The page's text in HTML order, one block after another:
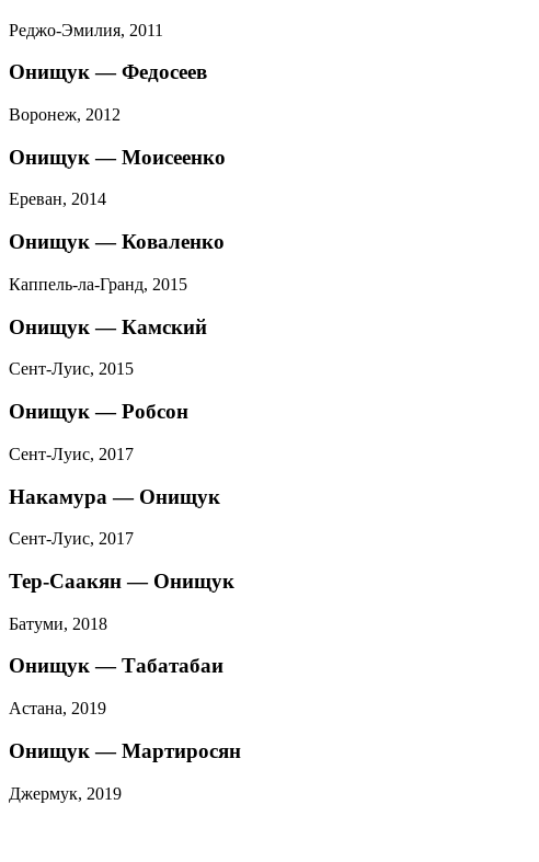
Реджо-Эмилия, 2011
Онищук — Федосеев
Воронеж, 2012
Онищук — Моисеенко
Ереван, 2014
Онищук — Коваленко
Каппель-ла-Гранд, 2015
Онищук — Камский
Сент-Луис, 2015
Онищук — Робсон
Сент-Луис, 2017
Накамура — Онищук
Сент-Луис, 2017
Тер-Саакян — Онищук
Батуми, 2018
Онищук — Табатабаи
Астана, 2019
Онищук — Мартиросян
Джермук, 2019